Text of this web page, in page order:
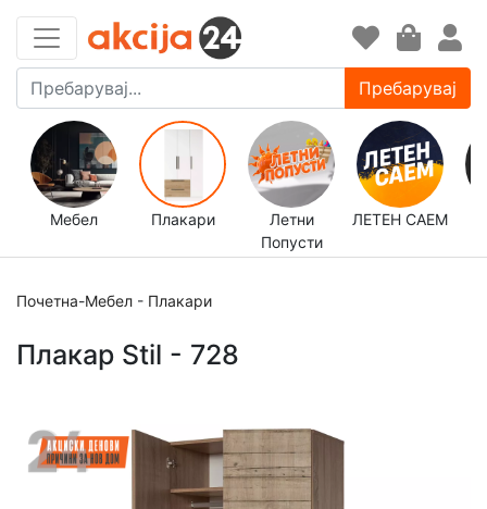
Пребарувај
Мебел Плакари
Летни
Попусти
ЛЕТЕН САЕМ
Почетна-Мебел - Плакари
Плакар Stil - 728